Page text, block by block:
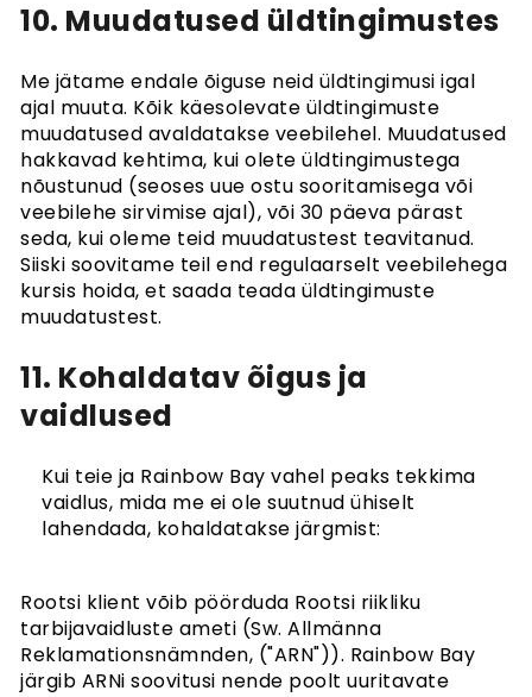
10. Muudatused üldtingimustes
Me jätame endale õiguse neid üldtingimusi igal
ajal muuta. Kõik käesolevate üldtingimuste
muudatused avaldatakse veebilehel. Muudatused
hakkavad kehtima, kui olete üldtingimustega
nõustunud (seoses uue ostu sooritamisega või
veebilehe sirvimise ajal), või 30 päeva pärast
seda, kui oleme teid muudatustest teavitanud.
Siiski soovitame teil end regulaarselt veebilehega
kursis hoida, et saada teada üldtingimuste
muudatustest.
11. Kohaldatav õigus ja
vaidlused
Kui teie ja Rainbow Bay vahel peaks tekkima
vaidlus, mida me ei ole suutnud ühiselt
lahendada, kohaldatakse järgmist:
Rootsi klient võib pöörduda Rootsi riikliku
tarbijavaidluste ameti (Sw. Allmänna
Reklamationsnämnden, ("ARN")). Rainbow Bay
järgib ARNi soovitusi nende poolt uuritavate